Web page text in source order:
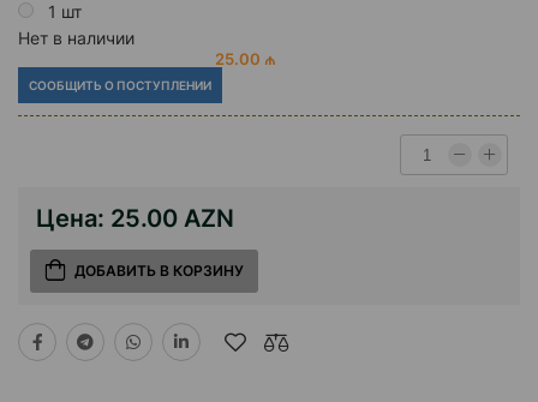
1 шт
Нет в наличии
25.00 ₼
СООБЩИТЬ О ПОСТУПЛЕНИИ
Цена: 25.00 AZN
ДОБАВИТЬ В КОРЗИНУ